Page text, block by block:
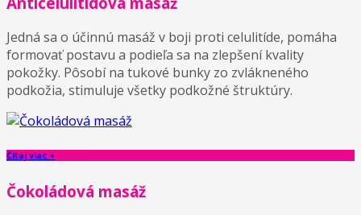
Jedná sa o účinnú masáž v boji proti celulitíde, pomáha
formovať postavu a podieľa sa na zlepšení kvality
pokožky. Pôsobí na tukové bunky zo zvlákneného
podkožia, stimuluje všetky podkožné štruktúry.
Čítaj viac +
Čokoládová masáž